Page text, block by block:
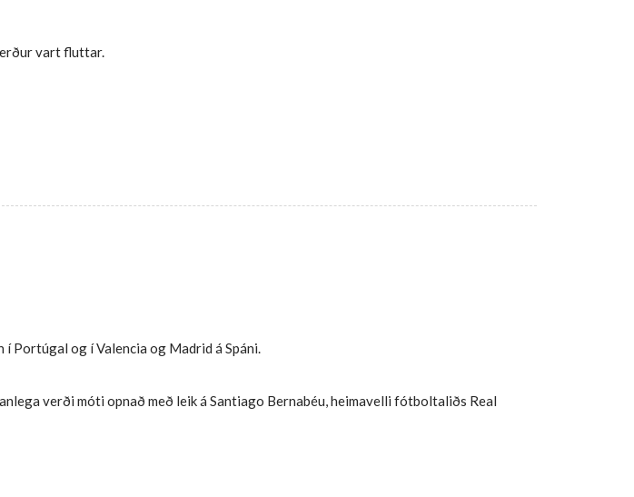
vart fluttar.
Portúgal og í Valencia og Madrid á Spáni.
verði móti opnað með leik á Santiago Bernabéu, heimavelli fótboltaliðs Real